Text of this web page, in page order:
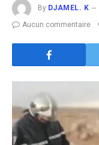
By DJAMEL. K
Aucun commentaire